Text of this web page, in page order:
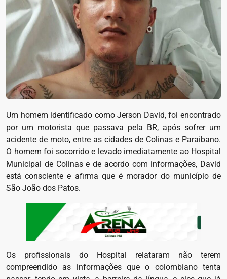
Um homem identificado como Jerson David, foi encontrado
por um motorista que passava pela BR, após sofrer um
acidente de moto, entre as cidades de Colinas e Paraibano.
O homem foi socorrido e levado imediatamente ao Hospital
Municipal de Colinas e de acordo com informações, David
está consciente e afirma que é morador do município de
São João dos Patos.
Os profissionais do Hospital relataram não terem
compreendido as informações que o colombiano tenta